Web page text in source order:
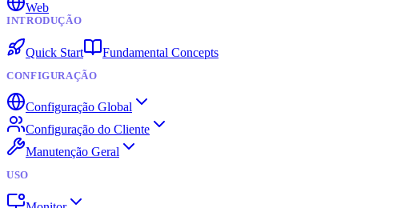
Web
INTRODUÇÃO
Quick Start Fundamental Concepts
CONFIGURAÇÃO
Configuração Global
Configuração do Cliente
Manutenção Geral
USO